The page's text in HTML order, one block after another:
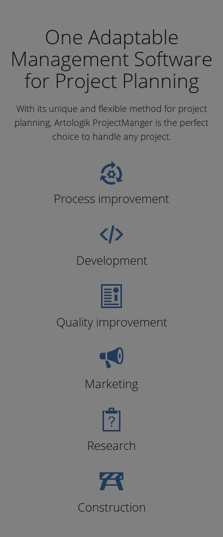
One Adaptable
Management Software
for Project Planning
With its unique and flexible method for project
planning, Artologik ProjectManger is the perfect
choice to handle any project.
Process improvement
Development
Quality improvement
Marketing
Research
Construction